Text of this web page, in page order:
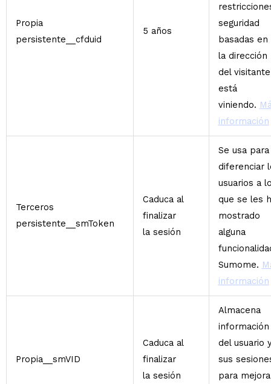
Propia
persistente__cfduid
5 años
seguridad
basadas en
la dirección
del visitante
está
viniendo.
información
Terceros
persistente__smToken
Caduca al
finalizar
la sesión
Se usa para
diferenciar
usuarios a
que se les
mostrado
alguna
Sumome.
información
Propia__smVID
Caduca al
finalizar
la sesión
Almacena
información
del usuario
sus
para